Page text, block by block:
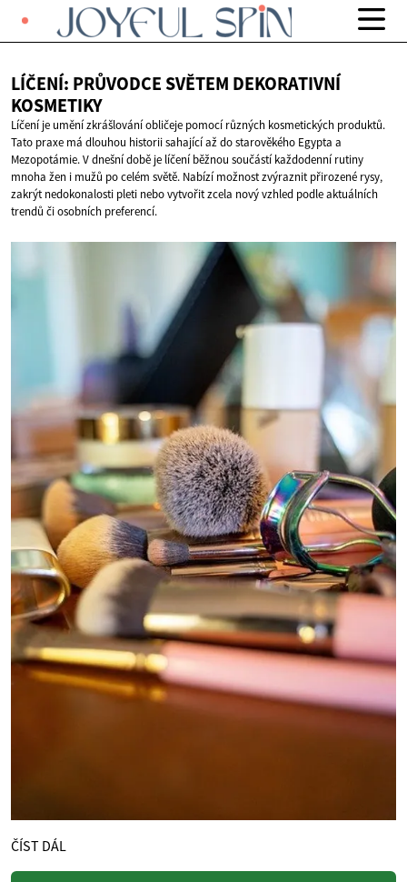
LÍČENÍ: PRŮVODCE SVĚTEM DEKORATIVNÍ
KOSMETIKY
Líčení je umění zkrášlování obličeje pomocí různých kosmetických produktů.
Tato praxe má dlouhou historii sahající až do starověkého Egypta a
Mezopotámie. V dnešní době je líčení běžnou součástí každodenní rutiny
mnoha žen i mužů po celém světě. Nabízí možnost zvýraznit přirozené rysy,
zakrýt nedokonalosti pleti nebo vytvořit zcela nový vzhled podle aktuálních
trendů či osobních preferencí.
ČÍST DÁL